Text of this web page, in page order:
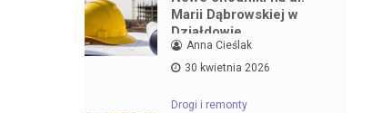
Marii Dąbrowskiej w
Działdowie
Anna Cieślak
30 kwietnia 2026
Drogi i remonty